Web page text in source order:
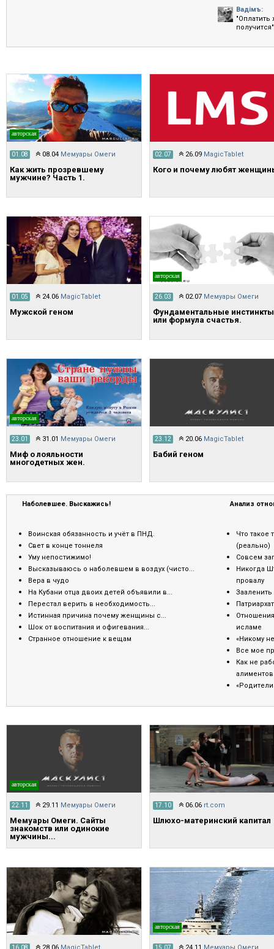
Вадiмъ:
авторская
01.08 08.04 Мемуары Омеги
​Как жить прозревшему
мужчине? Часть 1.
02.07 26.09 MagicTablet
Кого и почему любят
01.05 24.06 MagicTablet
Мужской геном
авторская
26.03 02.07 Мемуары Омеги
Фундаментальные инстинкты
или формула счастья.
авторская
23.01 31.01 Мемуары Омеги
Миф о лояльности
многодетных жен.
23.12 20.06 MagicTablet
Бабий геном
Наболевшее. Выскажись!
Воинская обязанность и учёт в ПНД.
Свет в конце тоннеля
Уму непостижимо!
Высказываюсь о наболевшем в воздух (чисто...
Вера в чудо
На Кубани отца двоих детей объявили в...
Перестал верить в необходимость...
Истинная причина почему женщины с...
Шок от воспитания и офигевания...
Странное отношение к вещам
Анализ
Что такое
(реально)
Совсем
Никогда
провалу
исламе
«Никому
Все мое
Как не
алиментов
авторская
22.11 29.11 Мемуары Омеги
Мемуары Омеги. Сайты
знакомств или одинокие
мужчины...
17.10 06.06 rt.com
Шлюхо-материнский капитал
16.08
авторская
15.07